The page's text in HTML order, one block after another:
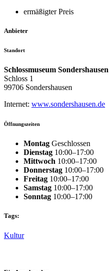
ermäßigter Preis
Anbieter
Standort
Schlossmuseum Sondershausen
Schloss 1
99706 Sondershausen
Internet: www.sondershausen.de
Öffnungszeiten
Montag Geschlossen
Dienstag 10:00–17:00
Mittwoch 10:00–17:00
Donnerstag 10:00–17:00
Freitag 10:00–17:00
Samstag 10:00–17:00
Sonntag 10:00–17:00
Tags:
Kultur